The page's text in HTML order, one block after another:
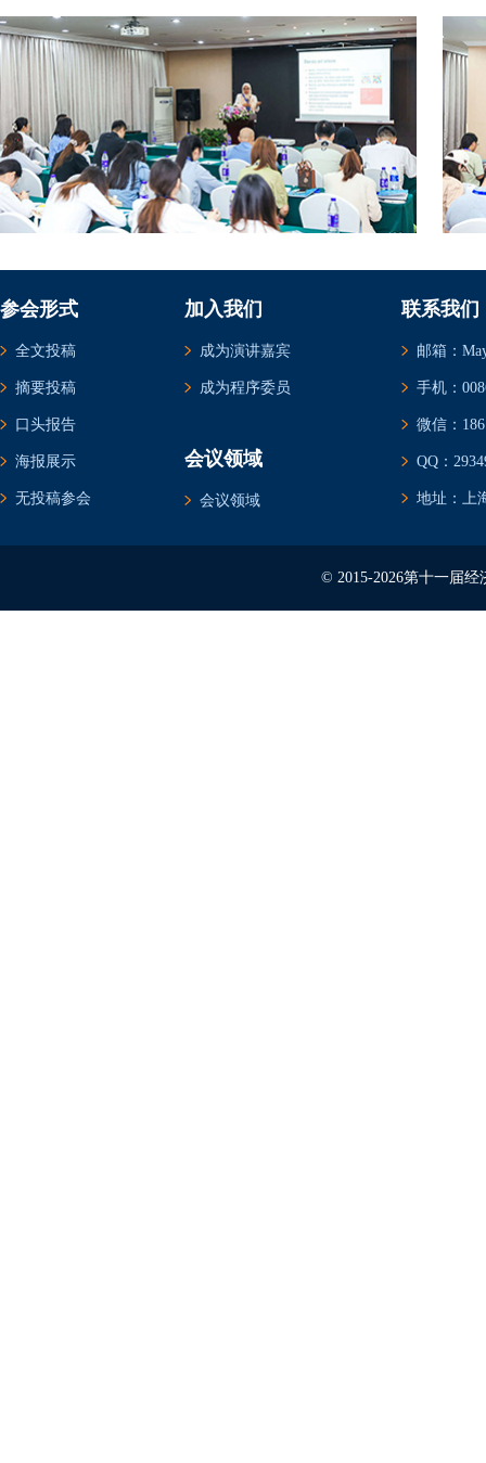
参会形式
全文投稿
摘要投稿
口头报告
海报展示
无投稿参会
加入我们
成为演讲嘉宾
成为程序委员
会议领域
会议领域
联系我们
邮箱：
手机：
微信：
QQ：
地址：上
© 2015-2026第十一届